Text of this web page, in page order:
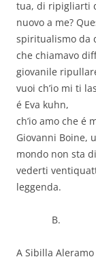
tua, di ripigliarti
nuovo a me?
spiritualismo da
che chiamavo
giovanile
vuoi ch’io mi ti
é Eva kuhn,
ch’io amo che é
Giovanni Boine,
mondo non sta
vederti
leggenda.
B.
A Sibilla Aleramo